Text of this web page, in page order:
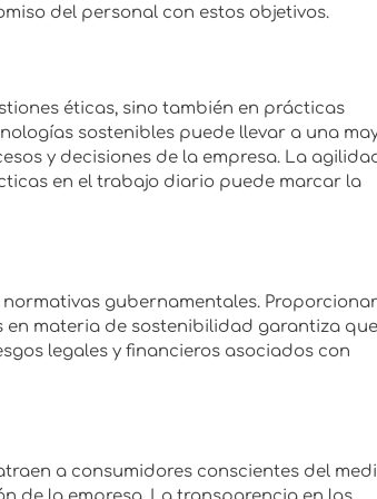
del personal con estos objetivos.
éticas, sino también en prácticas
sostenibles puede llevar a una
y decisiones de la empresa. La
en el trabajo diario puede marcar la
gubernamentales. Proporcionar
en materia de sostenibilidad garantiza
legales y financieros asociados con
a consumidores conscientes del